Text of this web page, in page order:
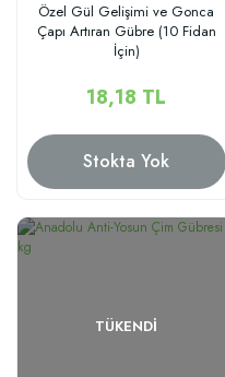
Özel Gül Gelişimi ve Gonca
Çapı Artıran Gübre (10 Fidan
İçin)
18,18 TL
Stokta Yok
TÜKENDI